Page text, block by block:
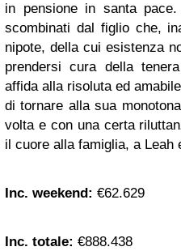
in pensione in santa
scombinati dal figlio che,
nipote, della cui esistenza
prendersi cura della
affida alla risoluta ed
di tornare alla sua
volta e con una certa
il cuore alla famiglia, a Leah
Inc. weekend: €62.629
Inc. totale: €888.438